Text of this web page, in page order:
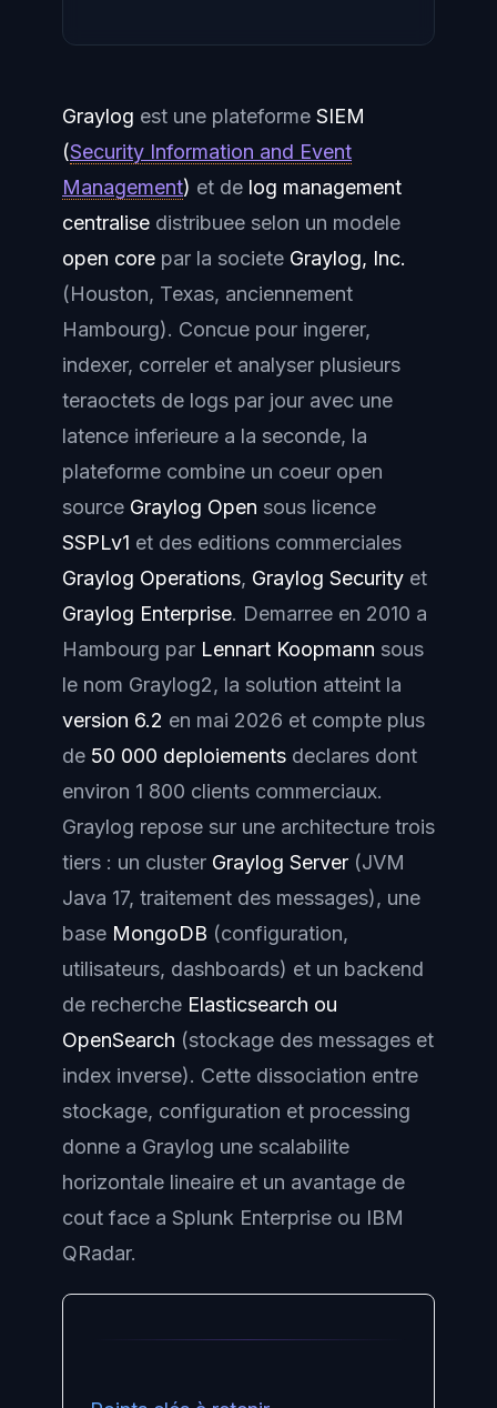
Graylog est une plateforme SIEM
(Security Information and Event
Management) et de log management
centralise distribuee selon un modele
open core par la societe Graylog, Inc.
(Houston, Texas, anciennement
Hambourg). Concue pour ingerer,
indexer, correler et analyser plusieurs
teraoctets de logs par jour avec une
latence inferieure a la seconde, la
plateforme combine un coeur open
source Graylog Open sous licence
SSPLv1 et des editions commerciales
Graylog Operations, Graylog Security et
Graylog Enterprise. Demarree en 2010 a
Hambourg par Lennart Koopmann sous
le nom Graylog2, la solution atteint la
version 6.2 en mai 2026 et compte plus
de 50 000 deploiements declares dont
environ 1 800 clients commerciaux.
Graylog repose sur une architecture trois
tiers : un cluster Graylog Server (JVM
Java 17, traitement des messages), une
base MongoDB (configuration,
utilisateurs, dashboards) et un backend
de recherche Elasticsearch ou
OpenSearch (stockage des messages et
index inverse). Cette dissociation entre
stockage, configuration et processing
donne a Graylog une scalabilite
horizontale lineaire et un avantage de
cout face a Splunk Enterprise ou IBM
QRadar.